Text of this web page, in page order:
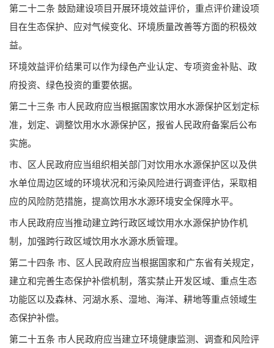
第二十二条 鼓励建设项目开展环境效益评价，重点评价建设项
目在生态保护、应对气候变化、环境质量改善等方面的积极效
益。
环境效益评价结果可以作为绿色产业认定、专项资金补贴、政
府投资、绿色投资的重要依据。
第二十三条 市人民政府应当根据国家饮用水水源保护区划定标
准，划定、调整饮用水水源保护区，报省人民政府备案后公布
实施。
市、区人民政府应当组织相关部门对饮用水水源保护区以及供
水单位周边区域的环境状况和污染风险进行调查评估，采取相
应的风险防范措施，提高饮用水水源环境安全保障水平。
市人民政府应当推动建立跨行政区域饮用水水源保护协作机
制，加强跨行政区域饮用水水源水质管理。
第二十四条 市、区人民政府应当根据国家和广东省有关规定，
建立和完善生态保护补偿机制，落实禁止开发区域、重点生态
功能区以及森林、河湖水系、湿地、海洋、耕地等重点领域生
态保护补偿。
第二十五条 市人民政府应当建立环境健康监测、调查和风险评